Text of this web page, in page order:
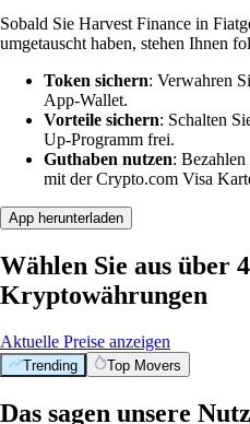
Sobald Sie Harvest Finance in
umgetauscht haben, stehen Ihnen
Token sichern: Verwahren
App-Wallet.
Vorteile sichern: Schalten
Up-Programm frei.
Guthaben nutzen:
mit der Crypto.com Visa
App herunterladen
Wählen Sie aus über
Kryptowährungen
Aktuelle Preise anzeigen
Trending Top Movers
Das sagen unsere